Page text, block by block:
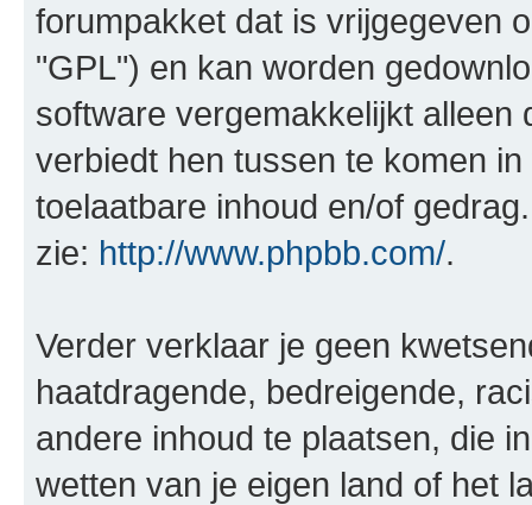
forumpakket dat is vrijgegeven
"GPL") en kan worden
software vergemakkelijkt alleen
verbiedt hen tussen te komen
toelaatbare inhoud en/of
zie: http://www.phpbb.com/.
Verder verklaar je geen
haatdragende, bedreigende,
andere inhoud te plaatsen, die
wetten van je eigen land of het